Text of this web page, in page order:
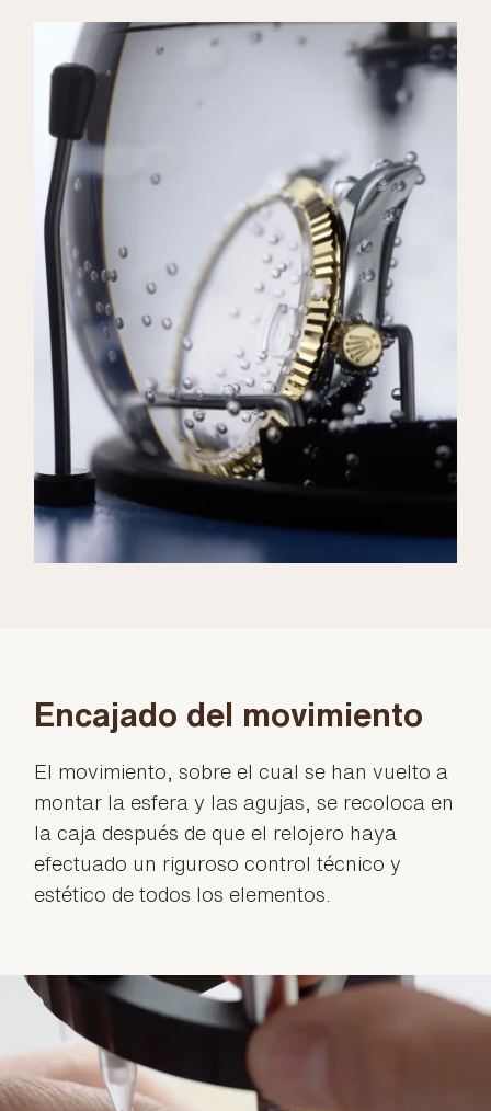
Encajado del movimiento
El movimiento, sobre el cual se han vuelto a
montar la esfera y las agujas, se recoloca en
la caja después de que el relojero haya
efectuado un riguroso control técnico y
estético de todos los elementos.